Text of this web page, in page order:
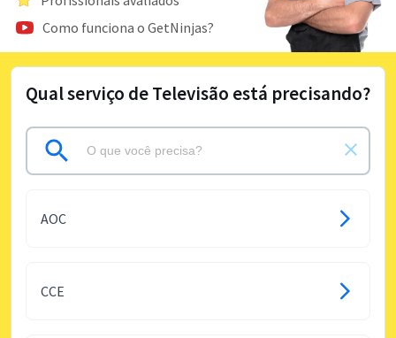
Como funciona o GetNinjas?
Qual serviço de Televisão está precisando?
AOC
CCE